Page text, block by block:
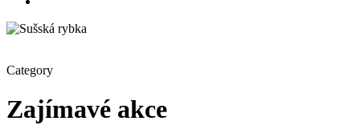
Category
Zajímavé akce